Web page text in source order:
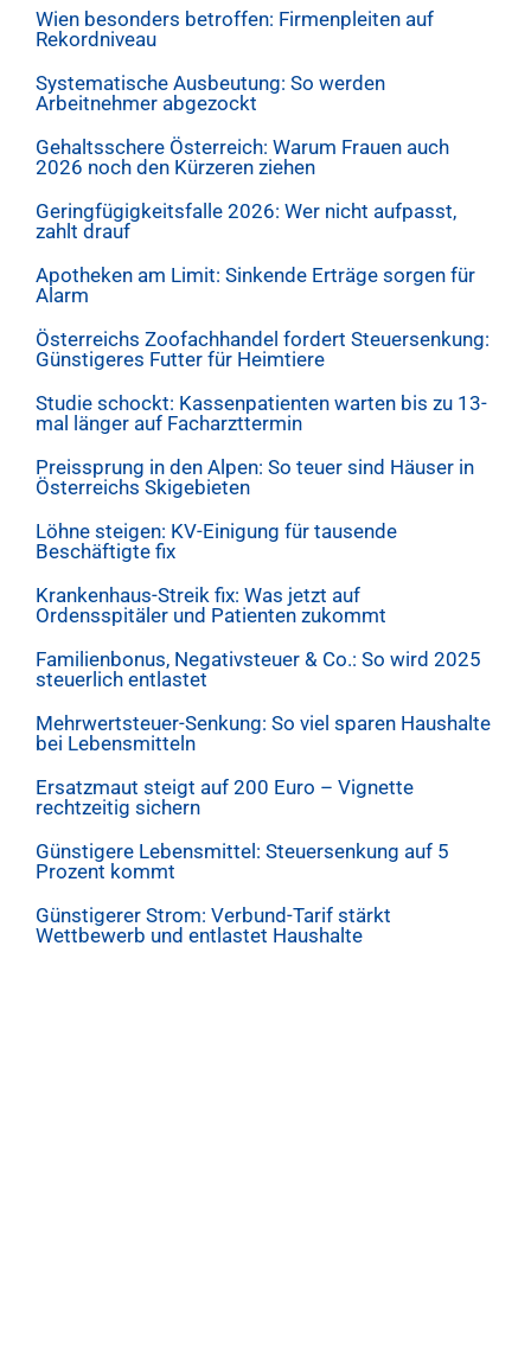
Wien besonders betroffen: Firmenpleiten auf
Rekordniveau
Systematische Ausbeutung: So werden
Arbeitnehmer abgezockt
Gehaltsschere Österreich: Warum Frauen auch
2026 noch den Kürzeren ziehen
Geringfügigkeitsfalle 2026: Wer nicht aufpasst,
zahlt drauf
Apotheken am Limit: Sinkende Erträge sorgen für
Alarm
Österreichs Zoofachhandel fordert Steuersenkung:
Günstigeres Futter für Heimtiere
Studie schockt: Kassenpatienten warten bis zu 13-
mal länger auf Facharzttermin
Preissprung in den Alpen: So teuer sind Häuser in
Österreichs Skigebieten
Löhne steigen: KV-Einigung für tausende
Beschäftigte fix
Krankenhaus-Streik fix: Was jetzt auf
Ordensspitäler und Patienten zukommt
Familienbonus, Negativsteuer & Co.: So wird 2025
steuerlich entlastet
Mehrwertsteuer-Senkung: So viel sparen Haushalte
bei Lebensmitteln
Ersatzmaut steigt auf 200 Euro – Vignette
rechtzeitig sichern
Günstigere Lebensmittel: Steuersenkung auf 5
Prozent kommt
Günstigerer Strom: Verbund-Tarif stärkt
Wettbewerb und entlastet Haushalte